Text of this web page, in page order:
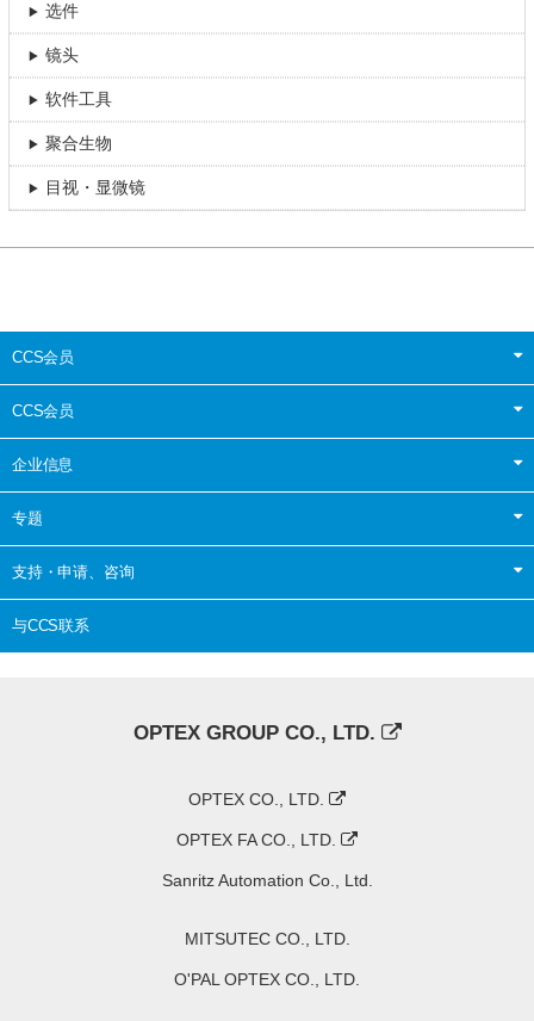
选件
镜头
软件工具
聚合生物
目视・显微镜
CCS会员
CCS会员
企业信息
专题
支持・申请、咨询
与CCS联系
OPTEX GROUP CO., LTD.
OPTEX CO., LTD.
OPTEX FA CO., LTD.
Sanritz Automation Co., Ltd.
MITSUTEC CO., LTD.
O'PAL OPTEX CO., LTD.